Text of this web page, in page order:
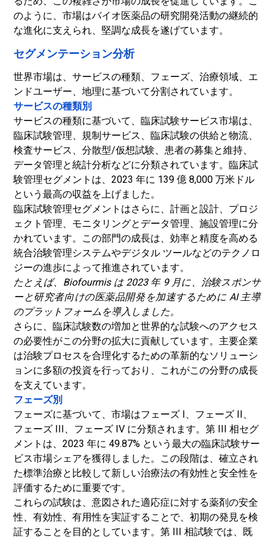
のように、市場はバイオ医薬品の研究開発活動の継続的
な進化に支えられ、堅調な成長を遂げています。
セグメンテーション分析
世界市場は、サービスの種類、フェーズ、治療領域、エ
ンドユーザー、地理に基づいて分割されています。
サービスの種類別
サービスの種類に基づいて、臨床試験サービス市場は、
臨床試験管理、規制サービス、臨床試験の供給と物流、
検査サービス、分散型/仮想試験、患者の募集と維持、
データ管理と統計分析などに分類されています。臨床試
験管理セグメントは、2023 年に 139 億 8,000 万米ドル
という最高の収益を上げました。
臨床試験管理セグメントはさらに、計画と設計、プロジ
ェクト管理、モニタリングとデータ管理、施設管理に分
かれています。この部門の成長は、効率と精度を高める
統合治験管理システムやデジタル ツールなどのテクノロ
ジーの進歩によって推進されています。
たとえば、Biofourmis は 2023 年 9 月に、治験スポンサ
ーと研究者向けの医薬品開発を加速するために AI 主導
のプラットフォームを導入しました。
さらに、臨床試験数の増加と世界的な試験へのアクセス
の必要性がこの分野の拡大に貢献しています。主要企業
は治験プロセスを合理化するための革新的なソリューシ
ョンに多額の投資を行っており、これがこの分野の成長
を支えています。
フェーズ別
フェーズに基づいて、市場はフェーズ I、フェーズ II、
フェーズ III、フェーズ IV に分類されます。第 III 相セグ
メントは、2023 年に 49.87% という最大の臨床試験サー
ビス市場シェアを獲得しました。この段階は、確立され
た標準治療と比較して新しい治療法の有効性と安全性を
評価するために重要です。
これらの試験は、意図された適応症に対する薬剤の安全
性、有効性、有用性を実証することで、初期の発見を検
証することを目的としています。第 III 相試験では、既